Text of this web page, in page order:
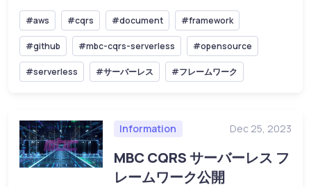
#aws #cqrs #document #framework
#github #mbc-cqrs-serverless #opensource
#serverless #サーバーレス #フレームワーク
Information Dec 25, 2023
MBC CQRS サーバーレス フ
レームワーク公開